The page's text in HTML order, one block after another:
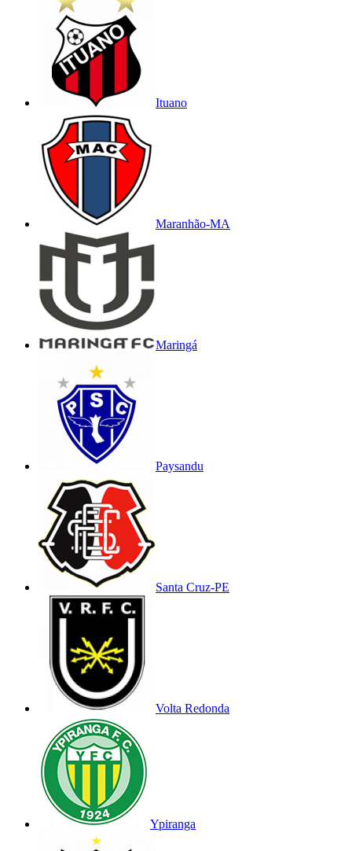
Ituano
Maranhão-MA
Maringá
Paysandu
Santa Cruz-PE
Volta Redonda
Ypiranga